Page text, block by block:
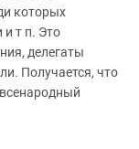
которых
и т п. Это
делегаты
Получается, что